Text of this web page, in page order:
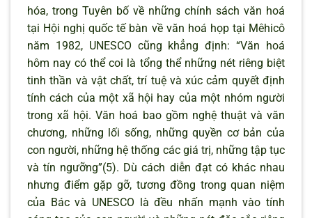
hóa, trong Tuyên bố về những chính sách văn hoá
tại Hội nghị quốc tế bàn về văn hoá họp tại Mêhicô
năm 1982, UNESCO cũng khẳng định: “Văn hoá
hôm nay có thể coi là tổng thể những nét riêng biệt
tinh thần và vật chất, trí tuệ và xúc cảm quyết định
tính cách của một xã hội hay của một nhóm người
trong xã hội. Văn hoá bao gồm nghệ thuật và văn
chương, những lối sống, những quyền cơ bản của
con người, những hệ thống các giá trị, những tập tục
và tín ngưỡng”(5). Dù cách diễn đạt có khác nhau
nhưng điểm gặp gỡ, tương đồng trong quan niệm
của Bác và UNESCO là đều nhấn mạnh vào tính